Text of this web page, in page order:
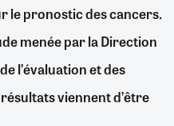
le pronostic des cancers.
menée par la Direction
l’évaluation et des
viennent d’être